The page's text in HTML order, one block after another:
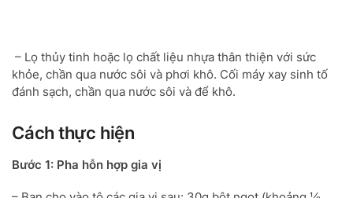
– Lọ thủy tinh hoặc lọ chất liệu nhựa thân thiện với sức
khỏe, chần qua nước sôi và phơi khô. Cối máy xay sinh tố
đánh sạch, chần qua nước sôi và để khô.
Cách thực hiện
Bước 1: Pha hỗn hợp gia vị